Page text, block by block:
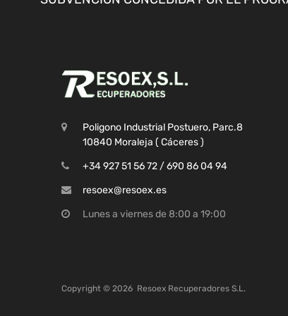
Poligono Industrial Postuero, Parc.8
10840 Moraleja ( Cáceres )
+34 927 51 56 72 / 690 86 04 94
resoex@resoex.es
Lunes a viernes de 8:00 a 19:00
Copyright © 2026 Resoex Recuperadores S.L.